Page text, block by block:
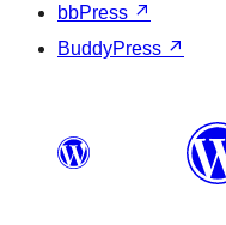
bbPress ↗
BuddyPress ↗